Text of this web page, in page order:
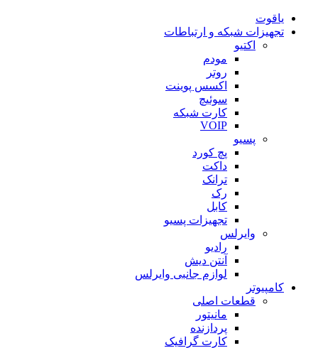
یاقوت
تجهیزات شبکه و ارتباطات
اکتیو
مودم
روتر
اکسس پوینت
سوئیچ
کارت شبکه
VOIP
پسیو
پچ کورد
داکت
ترانک
رک
کابل
تجهیزات پسیو
وایرلس
رادیو
آنتن دیش
لوازم جانبی وایرلس
کامپیوتر
قطعات اصلی
مانیتور
پردازنده
کارت گرافیک